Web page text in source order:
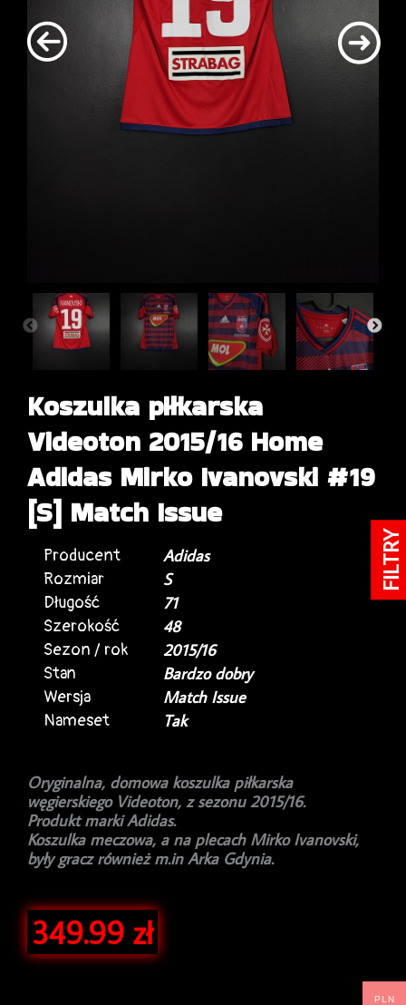
Koszulka piłkarska
Videoton 2015/16 Home
Adidas Mirko Ivanovski #19
[S] Match Issue
Producent
Adidas
Rozmiar
S
Długość
71
Szerokość
48
Sezon / rok
2015/16
Stan
Bardzo dobry
Wersja
Match Issue
Nameset
Tak
Oryginalna, domowa koszulka piłkarska
węgierskiego Videoton, z sezonu 2015/16.
Produkt marki Adidas.
Koszulka meczowa, a na plecach Mirko Ivanovski,
były gracz również m.in Arka Gdynia.
349.99 zł
PLN
FILTRY